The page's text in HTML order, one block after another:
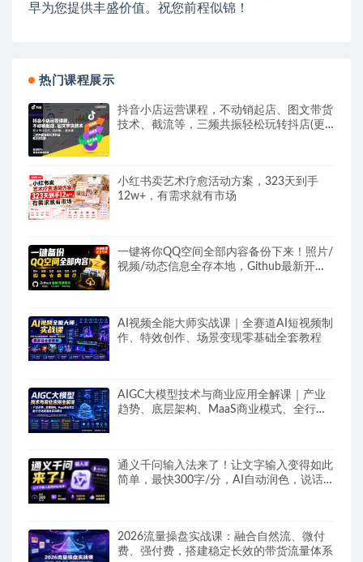
早为您提供丰盛价值。祝您前程似锦！
热门课程展示
抖音小店运营课程，不动销起店、图文带货
技术、截流等，三频共振轻松玩转抖店(更
小红书卖艺术疗愈活动方案，323天到手
12w+，有需求就有市场
一键将你QQ空间全部内容备份下来！照片/
视频/动态信息全存本地，Github最新开源
AI视频全能大师实战课｜全赛道AI短视频制
作、特效创作、场景变现零基础全套教程
AIGC大模型技术与商业应用全解课｜产业
趋势、底层架构、MaaS商业模式、全行业
通义千问输入法来了！让文字输入变得如此
简单，最快300字/分，AI自动润色，说话秒
2026流量操盘实战课：融合自然流、微付
费、强付费，搭建稳定长效的带货流量体系